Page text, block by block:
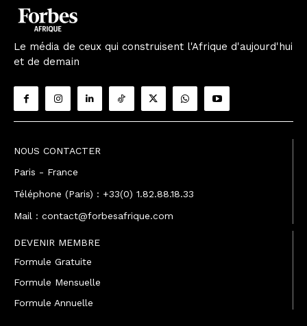
Le média de ceux qui construisent l'Afrique d'aujourd'hui
et de demain
NOUS CONTACTER
Paris - France
Téléphone (Paris) : +33(0) 1.82.88.18.33
Mail : contact@forbesafrique.com
DEVENIR MEMBRE
Formule Gratuite
Formule Mensuelle
Formule Annuelle